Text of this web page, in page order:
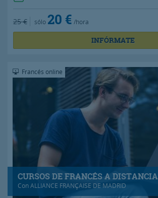
25 € sólo20 € /hora
INFÓRMATE
CURSOS DE FRANCÉS A DISTANCIA
ConALLIANCE FRANÇAISE DE MADRID
Francés online